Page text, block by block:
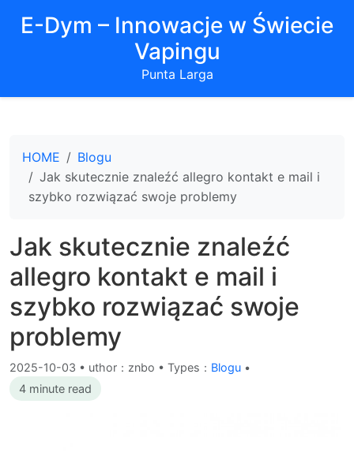
E-Dym – Innowacje w Świecie
Vapingu
Punta Larga
HOME
Blogu
Jak skutecznie znaleźć allegro kontakt e mail i
szybko rozwiązać swoje problemy
Jak skutecznie znaleźć
allegro kontakt e mail i
szybko rozwiązać swoje
problemy
2025-10-03 • uthor：znbo • Types： Blogu •
4 minute read